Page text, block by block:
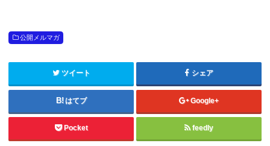
公開メルマガ
ツイート シェア
はてブ Google+
Pocket feedly